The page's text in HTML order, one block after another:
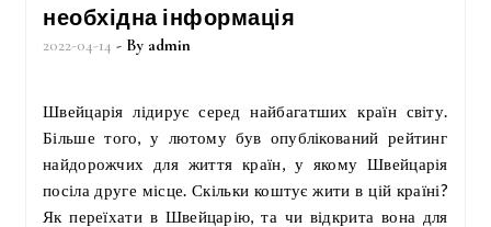
необхідна інформація
2022-04-14 - By admin
Швейцарія лідирує серед найбагатших країн світу.
Більше того, у лютому був опублікований рейтинг
найдорожчих для життя країн, у якому Швейцарія
посіла друге місце. Скільки коштує жити в цій країні?
Як переїхати в Швейцарію, та чи відкрита вона для